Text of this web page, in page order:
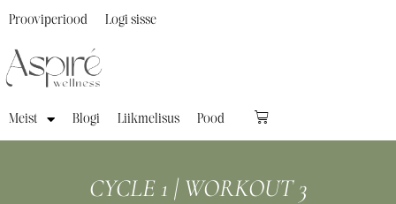
Meist Blogi Liikmelisus Pood
Prooviperiood Logi sisse
CYCLE 1 | WORKOUT 3